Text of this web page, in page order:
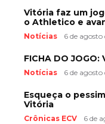
Vitória faz um
o Athletico e
Notícias 6 de agosto
FICHA DO
Notícias 6 de agosto
Esqueça o
Vitória
Crônicas ECV 6 de